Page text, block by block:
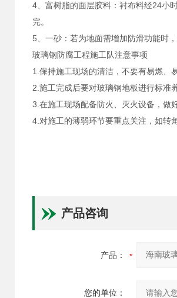
4、富树脂的面层胶料：衬布料经24小
完。
5、一砂：若为地面需增加防滑功能时
玻璃钢防腐工程施工队注意事项
1.保持施工现场的清洁，不要有易燃、
2.施工完成后要对玻璃钢地板进行标准
3.在施工现场配备防火、灭火设备，做
4.对施工的薄弱环节要重点关注，如转
产品咨询
产品：
您的单位：